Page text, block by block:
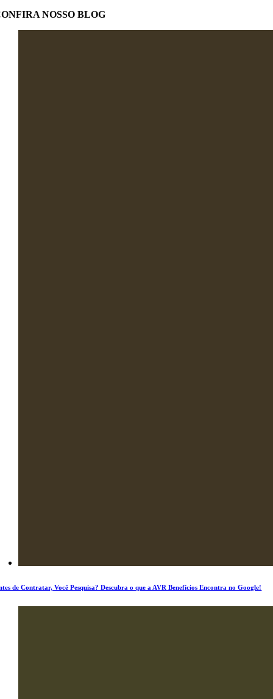
NOSSO BLOG
de Contratar, Você Pesquisa? Descubra o que a AVR Benefícios Encontra no Google!